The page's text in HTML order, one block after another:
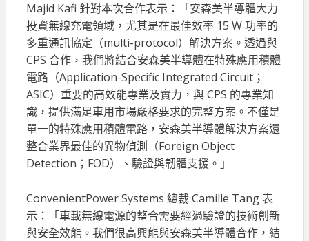
Majid Kafi 針對本次合作表示：「安森美半導體大力
投資無線充電領域，尤其是在最佳效率 15 W 功率的
多重通訊協定（multi-protocol）解決方案。透過與
CPS 合作，我們將結合安森美半導體在特殊應用積體
電路（Application-Specific Integrated Circuit；
ASIC）重要的高效能專業及實力，與 CPS 的專業知
識，提供滿足車用市場嚴格要求的完整方案。不僅是
單一的特殊應用積體電路，安森美半導體解決方案還
整合業界最佳的異物偵測（Foreign Object
Detection；FOD）、驗證與韌體支援。」
ConvenientPower Systems 總裁 Camille Tang 表
示：「車載無線電源的整合需要經過驗證的技術創新
與安全效能。我們很高興能與安森美半導體合作，結